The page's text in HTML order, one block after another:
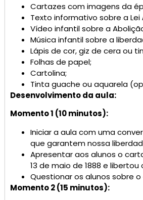
Cartazes com imagens da
Texto informativo sobre a
Vídeo infantil sobre a
Música infantil sobre a
Lápis de cor, giz de cera ou
Folhas de papel;
Cartolina;
Tinta guache ou aquarela
Desenvolvimento da aula:
Momento 1 (10 minutos):
Iniciar a aula com uma
que garantem nossa
Apresentar aos alunos o
13 de maio de 1888 e libertou
Questionar os alunos sobre
Momento 2 (15 minutos):